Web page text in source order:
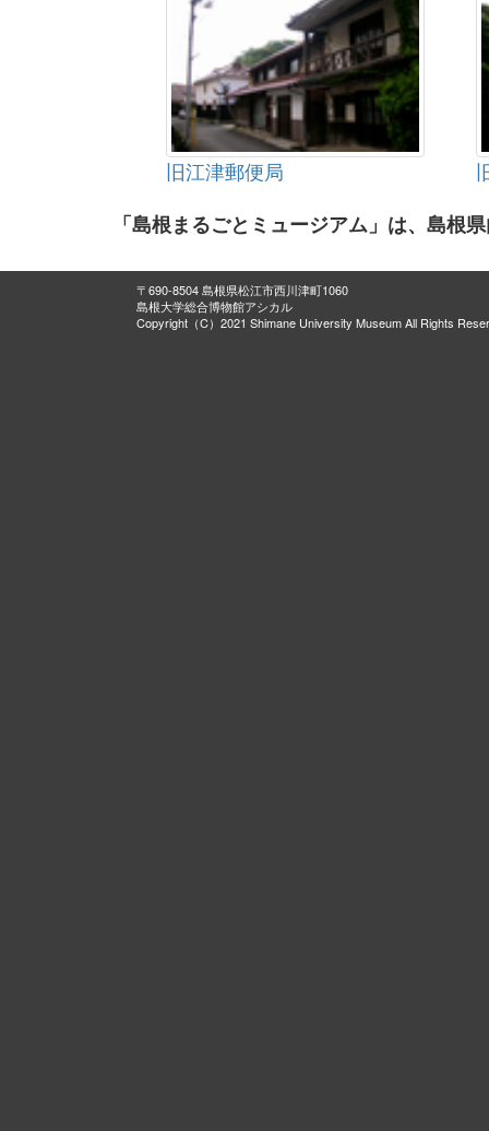
旧江津郵便局
「島根まるごとミュージアム」は、島根
〒690-8504 島根県松江市西川津町1060
島根大学総合博物館アシカル
Copyright（C）2021 Shimane University Museum All Rights